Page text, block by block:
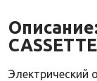
Электрический